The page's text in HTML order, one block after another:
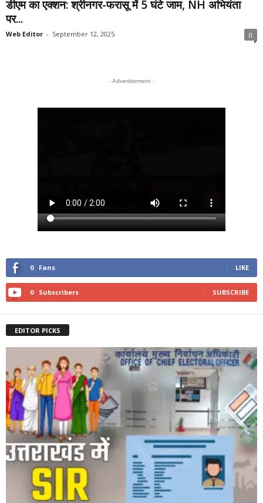
डीएम का एक्शन: श्रीनगर-फरासू में 5 घंटे जाम, NH अभियंता
पर...
Web Editor - September 12, 2025 0
- Advertisement -
0 Fans LIKE
0 Subscribers SUBSCRIBE
EDITOR PICKS